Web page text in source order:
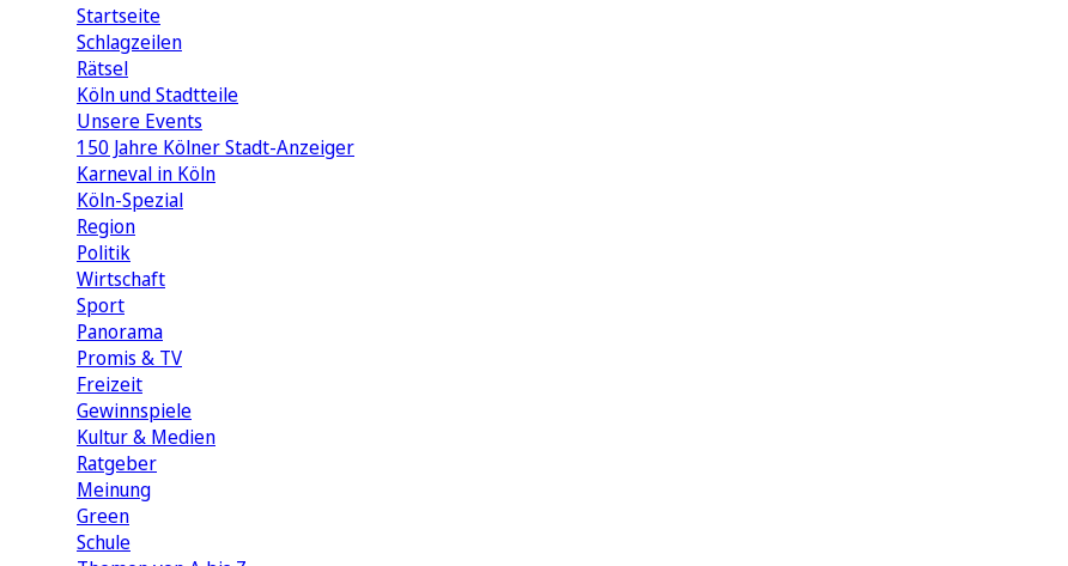
Startseite
Schlagzeilen
Rätsel
Köln und Stadtteile
Unsere Events
150 Jahre Kölner Stadt-Anzeiger
Karneval in Köln
Köln-Spezial
Region
Politik
Wirtschaft
Sport
Panorama
Promis & TV
Freizeit
Gewinnspiele
Kultur & Medien
Ratgeber
Meinung
Green
Schule